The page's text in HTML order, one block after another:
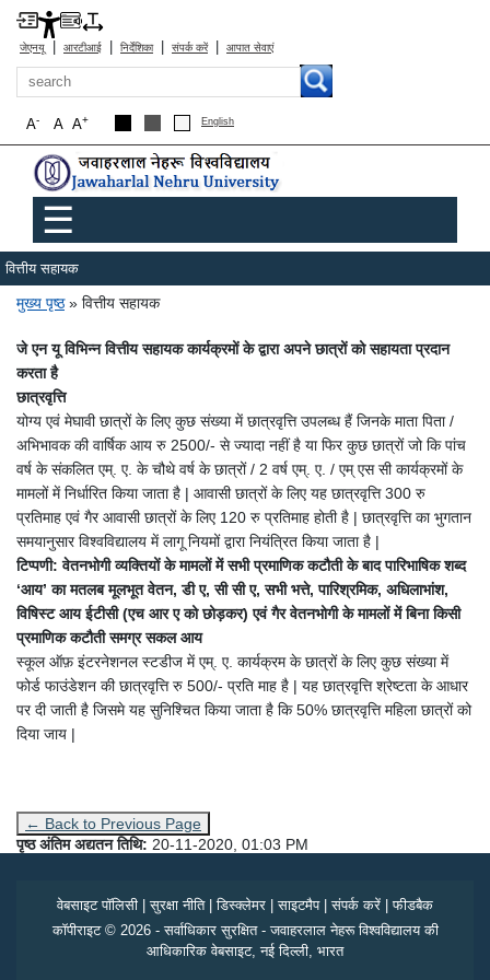
जेएनयू | आरटीआई | निर्देशिका | संपर्क करें | आपात सेवाएं
खोज
A+
A
A- English
Main menu
☰
वित्तीय सहायक
पग चिन्ह
मुख्य पृष्ठ वित्तीय सहायक
जे एन यू विभिन्न वित्तीय सहायक कार्यक्रमों के द्वारा अपने छात्रों को सहायता प्रदान
करता है
छात्रवृत्ति
योग्य एवं मेघावी छात्रों के लिए कुछ संख्या में छात्रवृत्ति उपलब्ध हैं जिनके माता पिता /
अभिभावक की वार्षिक आय रु 2500/- से ज्यादा नहीं है या फिर कुछ छात्रों जो कि पांच
वर्ष के संकलित एम्. ए. के चौथे वर्ष के छात्रों / 2 वर्ष एम्. ए. / एम् एस सी कार्यक्रमों के
मामलों में निर्धारित किया जाता है | आवासी छात्रों के लिए यह छात्रवृत्ति 300 रु
प्रतिमाह एवं गैर आवासी छात्रों के लिए 120 रु प्रतिमाह होती है | छात्रवृत्ति का भुगतान
समयानुसार विश्वविद्यालय में लागू नियमों द्वारा नियंत्रित किया जाता है |
टिप्पणी: वेतनभोगी व्यक्तियों के मामलों में सभी प्रमाणिक कटौती के बाद पारिभाषिक शब्द
‘आय’ का मतलब मूलभूत वेतन, डी ए, सी सी ए, सभी भत्ते, पारिश्रमिक, अधिलाभांश,
विषिस्ट आय ईटीसी (एच आर ए को छोड़कर) एवं गैर वेतनभोगी के मामलों में बिना किसी
प्रमाणिक कटौती समग्र सकल आय
स्कूल ऑफ़ इंटरनेशनल स्टडीज में एम्. ए. कार्यक्रम के छात्रों के लिए कुछ संख्या में
फोर्ड फाउंडेशन की छात्रवृत्ति रु 500/- प्रति माह है | यह छात्रवृत्ति श्रेष्टता के आधार
पर दी जाती है जिसमे यह सुनिश्चित किया जाता है कि 50% छात्रवृत्ति महिला छात्रों को
दिया जाय |
← Back to Previous Page
पृष्ठ अंतिम अद्यतन तिथि: 20-11-2020, 01:03 PM
वेबसाइट पॉलिसी |सुरक्षा नीति|डिस्क्लेमर |साइटमैप|संपर्क करें |फीडबैक
कॉपीराइट © 2026 - सर्वाधिकार सुरक्षित - जवाहरलाल नेहरू विश्वविद्यालय की
आधिकारिक वेबसाइट, नई दिल्ली, भारत